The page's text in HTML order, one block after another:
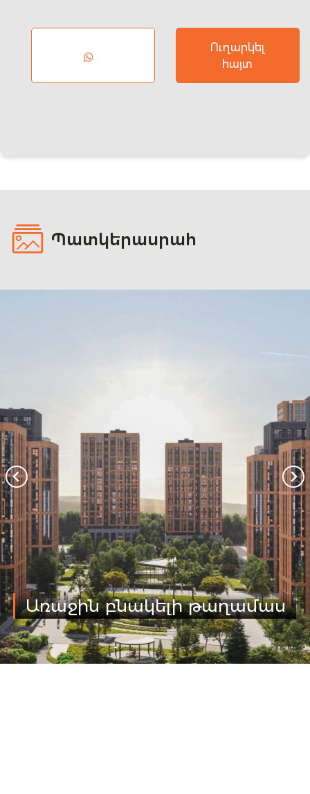
Ուղարկել
հայտ
Պատկերասրահ
Առաջին բնակելի թաղամաս